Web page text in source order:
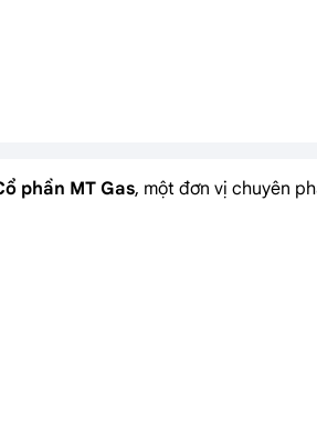
phần MT Gas, một đơn vị chuyên